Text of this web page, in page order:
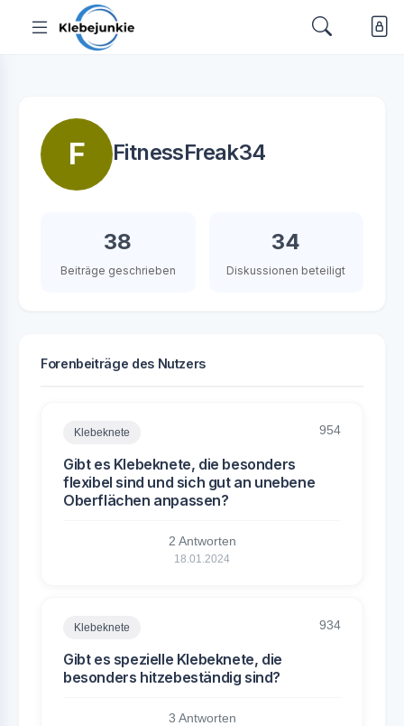
F FitnessFreak34
38
Beiträge geschrieben
34
Diskussionen beteiligt
Forenbeiträge des Nutzers
Klebeknete 954
Gibt es Klebeknete, die besonders
flexibel sind und sich gut an unebene
Oberflächen anpassen?
2 Antworten
18.01.2024
Klebeknete 934
Gibt es spezielle Klebeknete, die
besonders hitzebeständig sind?
3 Antworten